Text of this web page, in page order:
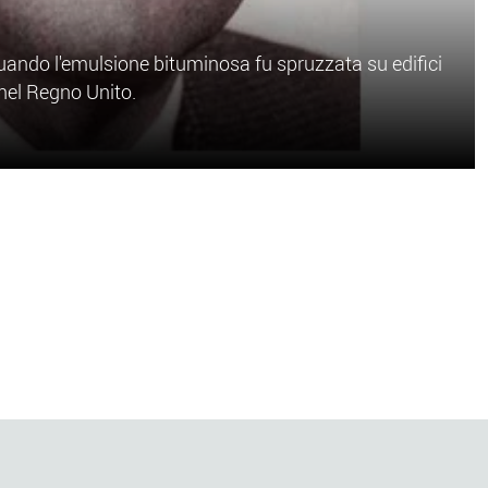
l'emulsione bituminosa fu spruzzata su edifici
Regno Unito.